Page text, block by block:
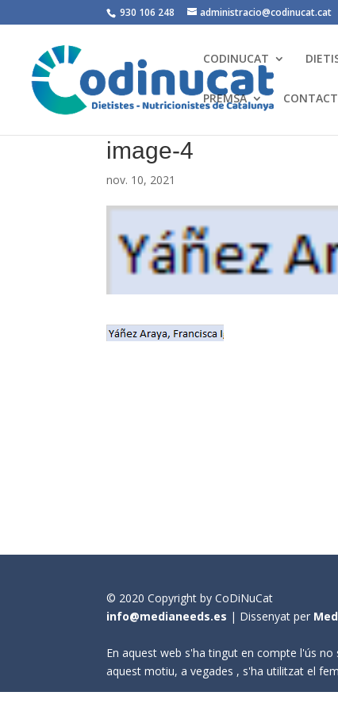
930 106 248 administracio@codinucat.cat
CODINUCAT
PREMSA
image-4
nov. 10, 2021
© 2020 Copyright by CoDiNuCat
info@medianeeds.es | Dissenyat per
En aquest web s'ha tingut en compte l'ús
aquest motiu, a vegades , s'ha utilitzat el